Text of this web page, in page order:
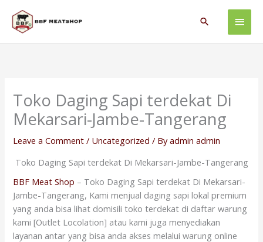
content
Main
Search
Toko Daging Sapi terdekat Di
Mekarsari-Jambe-Tangerang
Leave a Comment / Uncategorized / Byadmin admin
Toko Daging Sapi terdekat Di Mekarsari-Jambe-Tangerang
BBF Meat Shop – Toko Daging Sapi terdekat Di Mekarsari-
Jambe-Tangerang, Kami menjual daging sapi lokal premium
yang anda bisa lihat domisili toko terdekat di daftar warung
kami [Outlet Locolation] atau kami juga menyediakan
layanan antar yang bisa anda akses melalui warung online